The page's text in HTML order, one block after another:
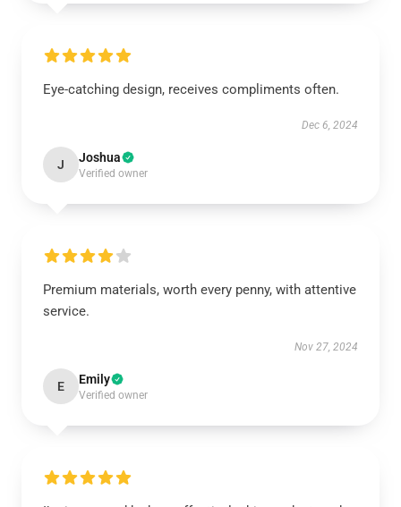
Eye-catching design, receives compliments often.
Dec 6, 2024
J Joshua
Verified owner
Premium materials, worth every penny, with attentive
service.
Nov 27, 2024
E Emily
Verified owner